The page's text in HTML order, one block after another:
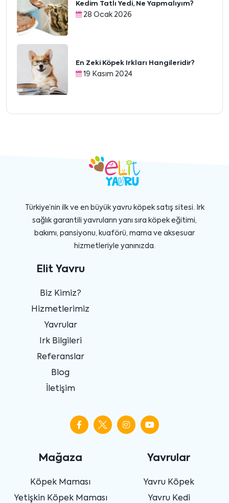
Kedim Tatlı Yedi, Ne Yapmalıyım?
28 Ocak 2026
En Zeki Köpek Irkları Hangileridir?
19 Kasım 2024
Türkiye’nin ilk ve en büyük yavru köpek satış sitesi. Irk
sağlık garantili yavruların yanı sıra köpek eğitimi,
bakımı, pansiyonu, kuaförü, mama ve aksesuar
hizmetleriyle yanınızda.
Elit Yavru
Biz Kimiz?
Hizmetlerimiz
Yavrular
Irk Bilgileri
Referanslar
Blog
İletişim
Mağaza
Köpek Maması
Yetişkin Köpek Maması
Yavrular
Yavru Köpek
Yavru Kedi